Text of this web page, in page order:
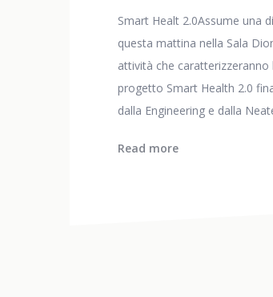
Smart Healt 2.0Assume una
questa mattina nella Sala
attività che caratterizzeranno
progetto Smart Health 2.0
dalla Engineering e dalla
Read more